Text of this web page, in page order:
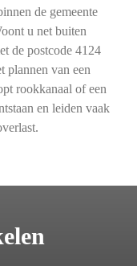
de gemeente
u net buiten
de postcode 4124
plannen van een
rookkanaal of een
en leiden vaak